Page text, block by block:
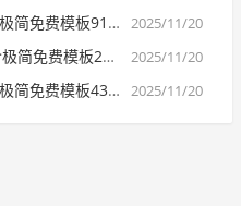
2025/11/20
）| 精选1篇范文参考
2025/11/20
）| 精选3篇范文参考
2025/11/20
款）| 精选2篇范文参考